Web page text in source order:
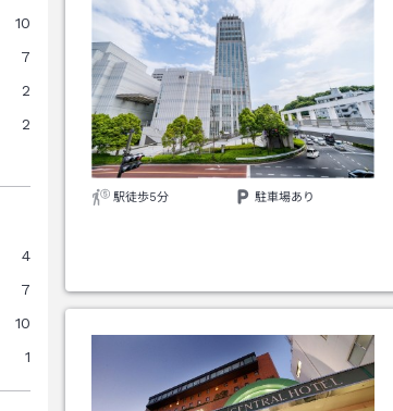
10
7
2
2
4
7
10
1
駅徒歩5分 駐車場あり